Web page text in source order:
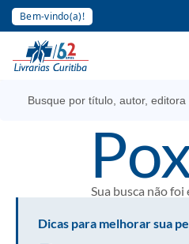
Bem-vindo(a)!
Sua busca não
Dicas para melhorar sua